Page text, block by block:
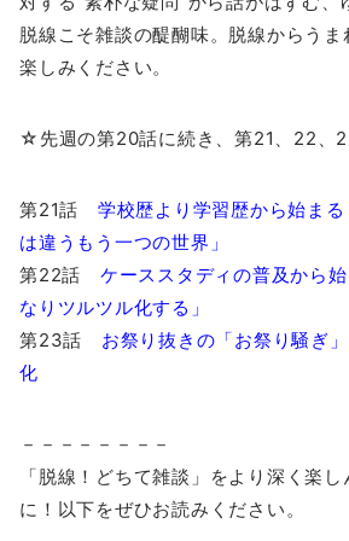
脱線こそ雑談の醍醐味。脱線からう
楽しみください。
☆先週の第20話に続き、第21、22、
第21話 学校歴より学習歴から始ま
は違うもう一つの世界」
第22話 ケーススタディの普及から
なりツルツル化する」
第23話 お祭り抜きの「お祭り騒ぎ
化
－－－－－－－－
「脱線！どちて雑談」をより深く楽
に！以下をぜひお読みください。